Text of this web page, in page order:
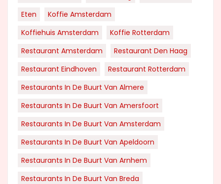
Eten
Koffie Amsterdam
Koffiehuis Amsterdam
Koffie Rotterdam
Restaurant Amsterdam
Restaurant Den Haag
Restaurant Eindhoven
Restaurant Rotterdam
Restaurants In De Buurt Van Almere
Restaurants In De Buurt Van Amersfoort
Restaurants In De Buurt Van Amsterdam
Restaurants In De Buurt Van Apeldoorn
Restaurants In De Buurt Van Arnhem
Restaurants In De Buurt Van Breda